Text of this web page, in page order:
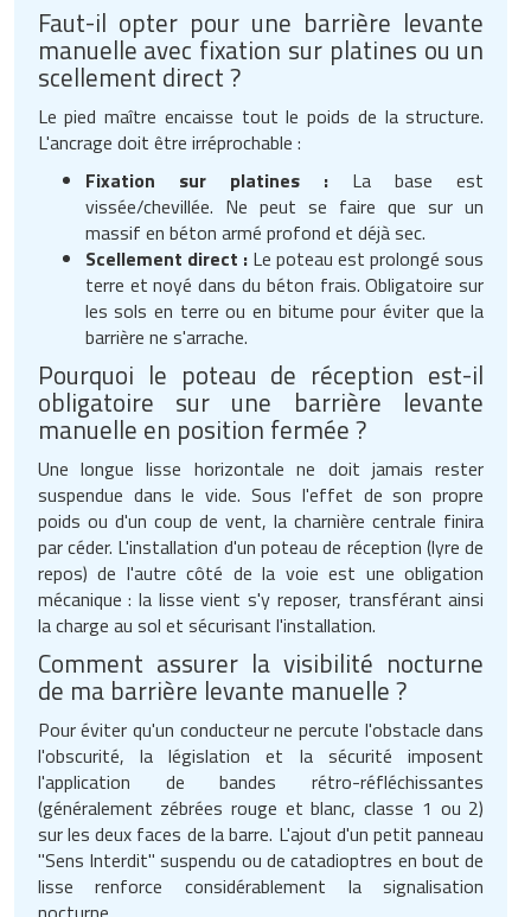
Faut-il opter pour une barrière levante
manuelle avec fixation sur platines ou un
scellement direct ?
Le pied maître encaisse tout le poids de la structure.
L'ancrage doit être irréprochable :
Fixation sur platines : La base est
vissée/chevillée. Ne peut se faire que sur un
massif en béton armé profond et déjà sec.
Scellement direct :Le poteau est prolongé sous
terre et noyé dans du béton frais. Obligatoire sur
les sols en terre ou en bitume pour éviter que la
barrière ne s'arrache.
Pourquoi le poteau de réception est-il
obligatoire sur une barrière levante
manuelle en position fermée ?
Une longue lisse horizontale ne doit jamais rester
suspendue dans le vide. Sous l'effet de son propre
poids ou d'un coup de vent, la charnière centrale finira
par céder. L'installation d'un poteau de réception (lyre de
repos) de l'autre côté de la voie est une obligation
mécanique : la lisse vient s'y reposer, transférant ainsi
la charge au sol et sécurisant l'installation.
Comment assurer la visibilité nocturne
de ma barrière levante manuelle ?
Pour éviter qu'un conducteur ne percute l'obstacle dans
l'obscurité, la législation et la sécurité imposent
l'application de bandes rétro-réfléchissantes
(généralement zébrées rouge et blanc, classe 1 ou 2)
sur les deux faces de la barre. L'ajout d'un petit panneau
"Sens Interdit" suspendu ou de catadioptres en bout de
lisse renforce considérablement la signalisation